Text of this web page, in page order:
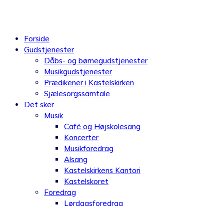
Forside
Gudstjenester
Dåbs- og børnegudstjenester
Musikgudstjenester
Prædikener i Kastelskirken
Sjælesorgssamtale
Det sker
Musik
Café og Højskolesang
Koncerter
Musikforedrag
Alsang
Kastelskirkens Kantori
Kastelskoret
Foredrag
Lørdagsforedrag